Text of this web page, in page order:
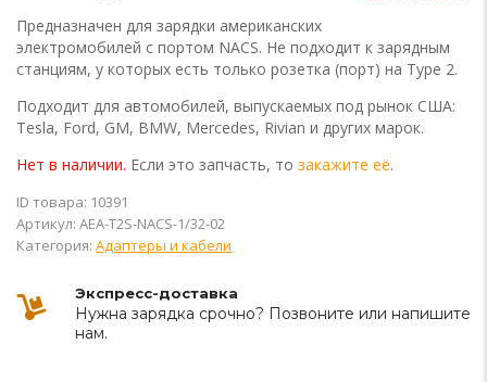
Предназначен для зарядки американских
электромобилей с портом NACS. Не подходит к зарядным
станциям, у которых есть только розетка (порт) на Type 2.
Подходит для автомобилей, выпускаемых под рынок США:
Tesla, Ford, GM, BMW, Mercedes, Rivian и других марок.
Нет в наличии. Если это запчасть, то закажите её.
ID товара: 10391
Артикул: AEA-T2S-NACS-1/32-02
Категория: Адаптеры и кабели
Экспресс-доставка
Нужна зарядка срочно? Позвоните или напишите
нам.